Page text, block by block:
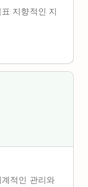
지향적인 지
적인 관리와